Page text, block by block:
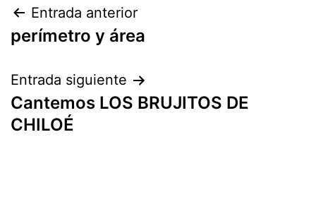
Navegación
de
entradas
Entrada anterior
perímetro y área
Entrada siguiente
Cantemos LOS BRUJITOS DE
CHILOÉ